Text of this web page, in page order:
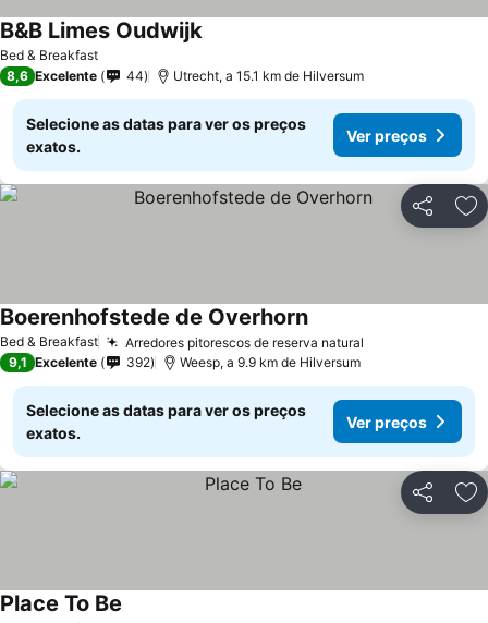
Bed & Breakfast
B&B Limes Oudwijk
8,6 Excelente 44 Utrecht, a 15.1 km de Hilversum
Selecione as datas para ver os preços
exatos.
Ver preços
Partilhar
Bed & Breakfast Arredores pitorescos de reserva natural
Boerenhofstede de Overhorn
9,1 Excelente 392 Weesp, a 9.9 km de Hilversum
Selecione as datas para ver os preços
exatos.
Ver preços
Partilhar
Place To Be